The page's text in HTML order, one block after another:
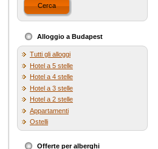
Cerca
Alloggio a Budapest
Tutti gli alloggi
Hotel a 5 stelle
Hotel a 4 stelle
Hotel a 3 stelle
Hotel a 2 stelle
Appartamenti
Ostelli
Offerte per alberghi